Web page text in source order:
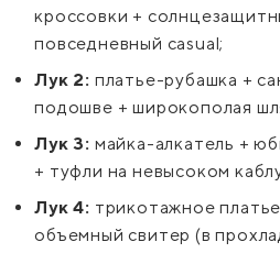
кроссовки +
повседневный casual;
Лук 2: платье-рубашка +
подошве + широкополая
Лук 3: майка-алкатель +
+ туфли на невысоком
Лук 4: трикотажное
объемный свитер (в